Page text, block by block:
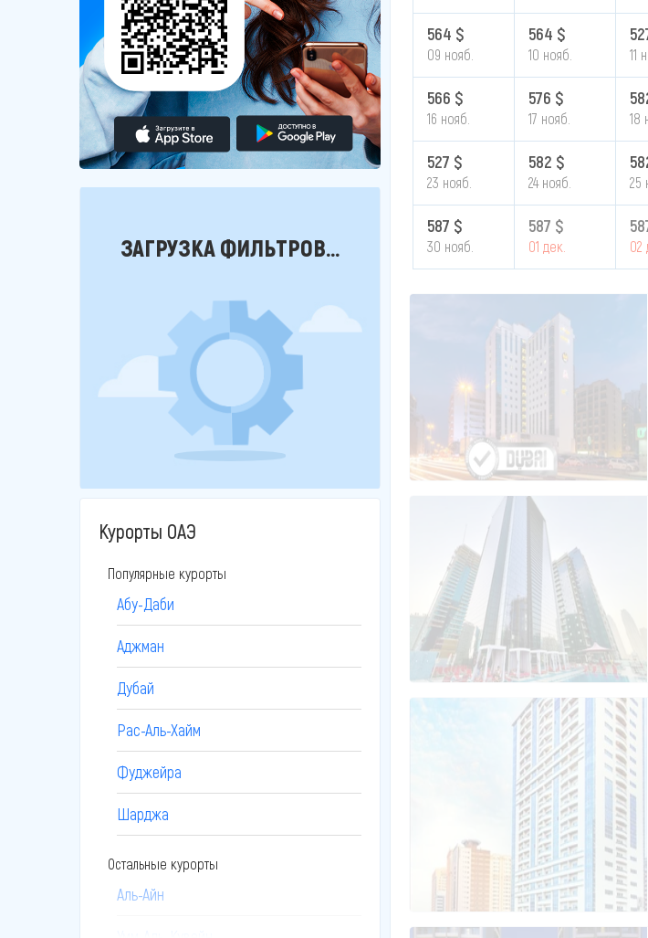
ЗАГРУЗКА ФИЛЬТРОВ...
Курорты ОАЭ
Популярные курорты
Абу-Даби
Аджман
Дубай
Рас-Аль-Хайм
Фуджейра
Шарджа
Остальные курорты
Аль-Айн
564 $
09 нояб.
564 $
10 нояб. 11
566 $
16 нояб.
576 $
17 нояб. 18
527 $
23 нояб.
582 $
24 нояб. 25
587 $
30 нояб.
587 $
01 дек. 02